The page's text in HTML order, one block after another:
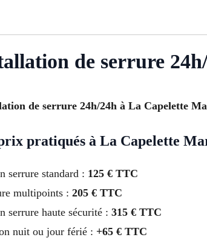
de serrure
de serrure 24h/24h à La Capelette
pratiqués à La Capelette
serrure standard : 125 € TTC
multipoints : 205 € TTC
serrure haute sécurité : 315 € TTC
nuit ou jour férié : +65 € TTC